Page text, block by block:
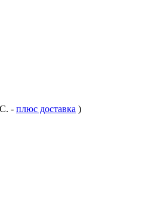
- плюс доставка )